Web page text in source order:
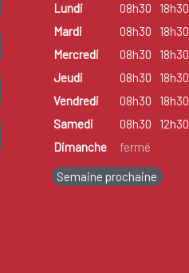
Lundi 08h30
18h30
Mardi
08h30
18h30
Mercredi
08h30
18h30
Jeudi
08h30
18h30
Vendredi
08h30
18h30
Samedi
08h30
12h30
Dimanche
fermé
Semaine prochaine